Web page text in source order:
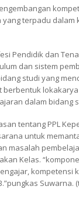
terpadu
Pendidik dan
dan sistem
studi yang
dalam bidang
tentang PPL
untuk
masalah
Kelas.
Suwarna.